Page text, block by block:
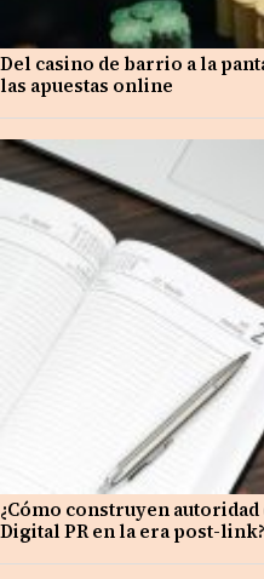
Del casino de barrio a la
las apuestas online
¿Cómo construyen
Digital PR en la era post-link?